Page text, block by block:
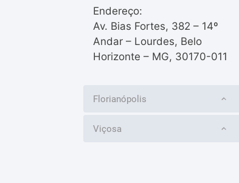
Endereço:
Av. Bias Fortes, 382 – 14º
Andar – Lourdes, Belo
Horizonte – MG, 30170-011
Florianópolis
Viçosa